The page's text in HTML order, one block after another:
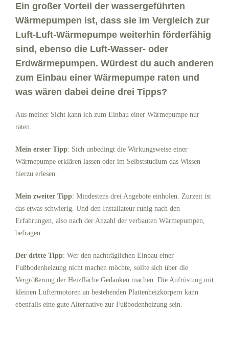
Ein großer Vorteil der wassergeführten
Wärmepumpen ist, dass sie im Vergleich zur
Luft-Luft-Wärmepumpe weiterhin förderfähig
sind, ebenso die Luft-Wasser- oder
Erdwärmepumpen. Würdest du auch anderen
zum Einbau einer Wärmepumpe raten und
was wären dabei deine drei Tipps?
Aus meiner Sicht kann ich zum Einbau einer Wärmepumpe nur
raten.
Mein erster Tipp: Sich unbedingt die Wirkungsweise einer
Wärmepumpe erklären lassen oder im Selbststudium das Wissen
hierzu erlesen.
Mein zweiter Tipp: Mindestens drei Angebote einholen. Zurzeit ist
das etwas schwierig. Und den Installateur ruhig nach den
Erfahrungen, also nach der Anzahl der verbauten Wärmepumpen,
befragen.
Der dritte Tipp: Wer den nachträglichen Einbau einer
Fußbodenheizung nicht machen möchte, sollte sich über die
Vergrößerung der Heizfläche Gedanken machen. Die Aufrüstung mit
kleinen Lüftermotoren an bestehenden Plattenheizkörpern kann
ebenfalls eine gute Alternative zur Fußbodenheizung sein.